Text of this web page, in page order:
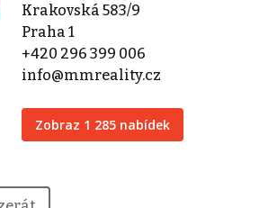
Krakovská 583/9
Praha 1
+420 296 399 006
info@mmreality.cz
Zobraz 1 285 nabídek